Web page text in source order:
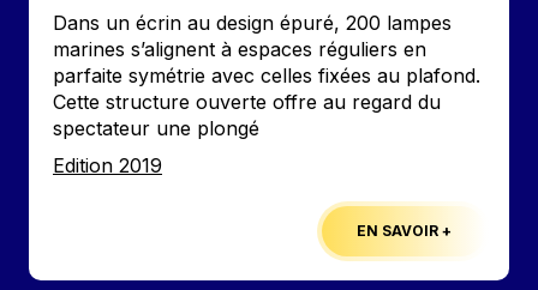
Dans un écrin au design épuré, 200 lampes
marines s’alignent à espaces réguliers en
parfaite symétrie avec celles fixées au plafond.
Cette structure ouverte offre au regard du
spectateur une plongé
Edition
Edition 2019
EN SAVOIR +